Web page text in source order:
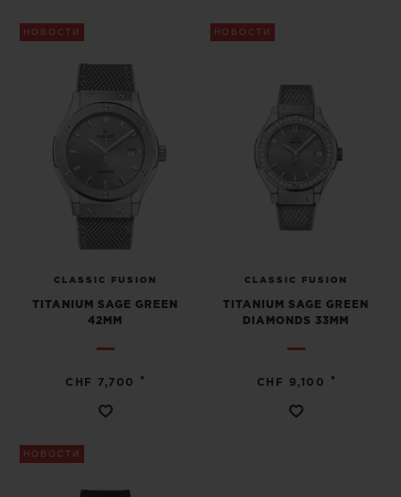
НОВОСТИ
CLASSIC FUSION
TITANIUM SAGE GREEN
42MM
CHF 7,700 •
НОВОСТИ
CLASSIC FUSION
TITANIUM SAGE GREEN
DIAMONDS 33MM
CHF 9,100 •
НОВОСТИ